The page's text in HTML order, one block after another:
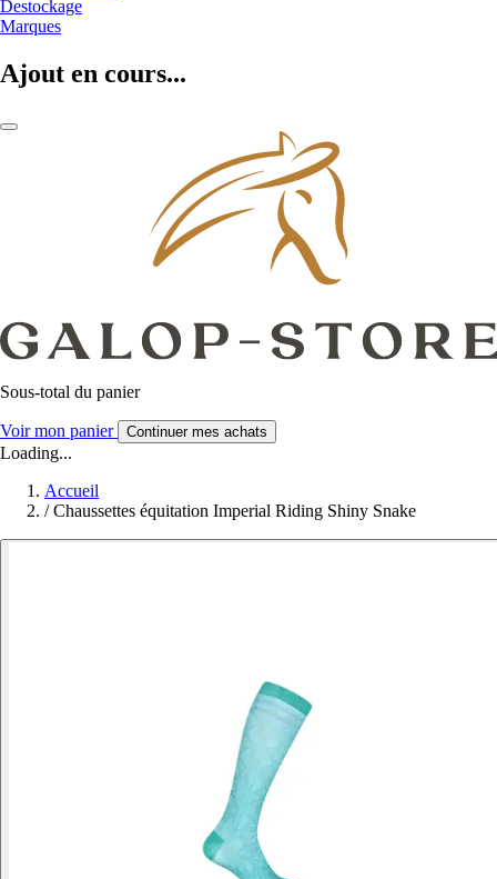
Destockage
Marques
Ajout en cours...
Sous-total du panier
Voir mon panier Continuer mes achats
Loading...
Accueil
/ Chaussettes équitation Imperial Riding Shiny Snake